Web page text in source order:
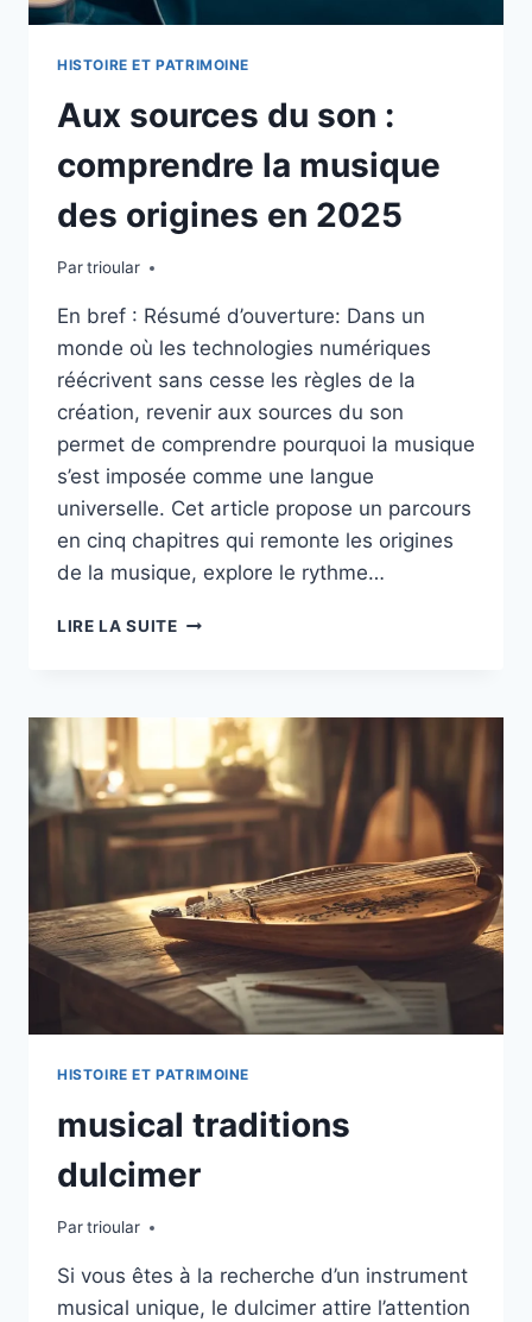
HISTOIRE ET PATRIMOINE
Aux sources du son :
comprendre la musique
des origines en 2025
Partrioular
En bref : Résumé d’ouverture: Dans un
monde où les technologies numériques
réécrivent sans cesse les règles de la
création, revenir aux sources du son
permet de comprendre pourquoi la musique
s’est imposée comme une langue
universelle. Cet article propose un parcours
en cinq chapitres qui remonte les origines
de la musique, explore le rythme…
LIRE LA SUITEAUX
COMPRENDRE
LA
MUSIQUE
DES
ORIGINES
2025
HISTOIRE ET PATRIMOINE
musical traditions
dulcimer
Partrioular
Si vous êtes à la recherche d’un instrument
musical unique, le dulcimer attire l’attention